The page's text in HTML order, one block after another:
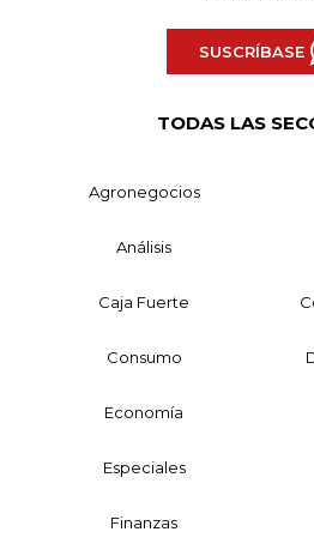
SUSCRÍBASE
TODAS LAS
Agronegocios
Análisis
Caja Fuerte
Consumo
Economía
Especiales
Finanzas